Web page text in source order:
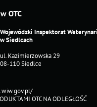
OTC
Wojewódzki Inspektorat
w Siedlcach
ul. Kazimierzowska 29
08-110 Siedlce
OTC NA ODLEGŁOŚĆ